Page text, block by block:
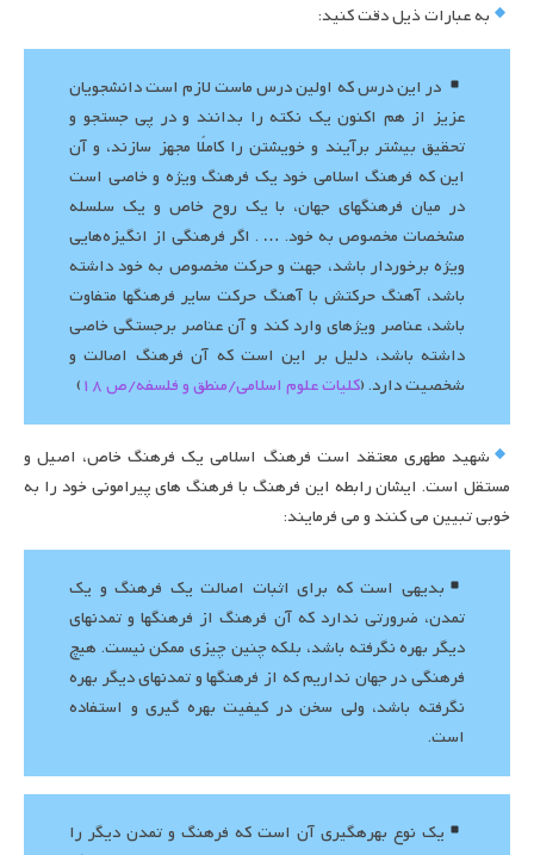
به عبارات ذیل دقت کنید:
در این درس که اولین درس ماست لازم است دانشجویان
عزیز از هم اکنون یک نکته را بدانند و در پی جستجو و
تحقیق بیشتر برآیند و خویشتن را کاملًا مجهز سازند، و آن
این که فرهنگ اسلامی خود یک فرهنگ ویژه و خاصی است
در میان فرهنگهای جهان، با یک روح خاص و یک سلسله
مشخصات مخصوص به خود. … . اگر فرهنگی از انگیزه‌هایی
ویژه برخوردار باشد، جهت و حرکت مخصوص به خود داشته
باشد، آهنگ حرکتش با آهنگ حرکت سایر فرهنگها متفاوت
باشد، عناصر ویژه‏ای وارد کند و آن عناصر برجستگی خاصی
داشته باشد، دلیل بر این است که آن فرهنگ اصالت و
شخصیت دارد. (کلیات علوم اسلامی/منطق و فلسفه/ص 18 )
شهید مطهری معتقد است فرهنگ اسلامی یک فرهنگ خاص، اصیل و
مستقل است. ایشان رابطه این فرهنگ با فرهنگ های پیرامونی خود را به
خوبی تبیین می کنند و می فرمایند:
بدیهی است که برای اثبات اصالت یک فرهنگ و یک
تمدن، ضرورتی ندارد که آن فرهنگ از فرهنگها و تمدنهای
دیگر بهره نگرفته باشد، بلکه چنین چیزی ممکن نیست. هیچ
فرهنگی در جهان نداریم که از فرهنگها و تمدنهای دیگر بهره
نگرفته باشد، ولی سخن در کیفیت بهره ‏گیری و استفاده
است.
یک نوع بهره‏گیری آن است که فرهنگ و تمدن دیگر را